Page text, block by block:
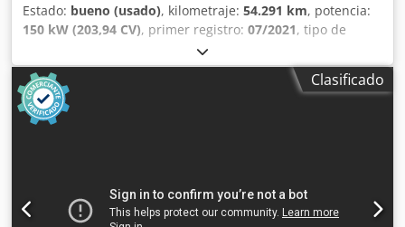
Estado: bueno (usado), kilometraje: 54.291 km, potencia:
150 kW (203,94 CV), primer registro: 07/2021, tipo de
, tamaño del neumático:
configuración de ejes:4x2, distancia entre ejes:3.430 mm,
combustible:
, cabina del
conductor:
automático
1.310 mm, Año de fabricación:2021 , Equipamiento:
Apple CarPlay, Bluetooth, aire acondicionado, calefacción
Clasificado